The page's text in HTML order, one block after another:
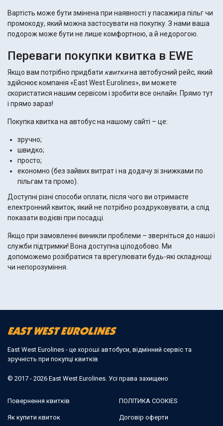
Вартість може бути змінена при наявності у пасажира пільг чи
промокоду, який можна застосувати на покупку. З нами ваша
подорож може бути не лише комфортною, а й недорогою.
Переваги покупки квитка в EWE
Якщо вам потрібно придбати квиткина автобусний рейс, який
здійснює компанія «East West Eurolines», ви можете
скористатися нашим сервісом і зробити все онлайн. Прямо тут
і прямо зараз!
Покупка квитка на автобус на нашому сайті – це:
зручно;
швидко;
просто;
економно (без зайвих витрат і на додачу зі знижками по
пільгам та промо).
Доступні різні способи оплати, після чого ви отримаєте
електронний квиток, який не потрібно роздруковувати, а слід
показати водієві при посадці.
Якщо при замовленні виникли проблеми – зверніться до нашої
служби підтримки! Вона доступна цілодобово. Ми
допоможемо розібратися та врегулювати будь-які складнощі
чи непорозуміння.
East West Eurolines - це хороші автобуси, відмінний сервіс та
зручність при покупці квитків
© 2017 - 2026 East West Eurolines. Усі права захищено
Повернення квитків
Як купити квиток
ПОЛІТИКА COOKIES
Договір оферти